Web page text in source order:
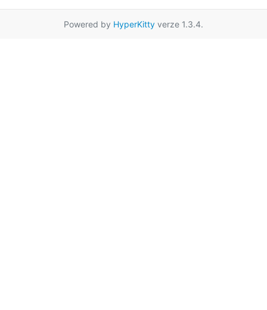
Powered by HyperKitty verze 1.3.4.